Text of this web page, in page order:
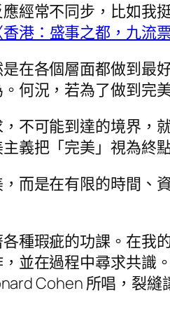
經常不同步，比如我
香港：盛事之都，九流票
在各個層面都做到最
何況，若為了做到完
不可能到達的境界，
義把「完美」視為終
而是在有限的時間、
種瑕疵的功課。在我
並在過程中尋求共識
Cohen 所唱，裂縫